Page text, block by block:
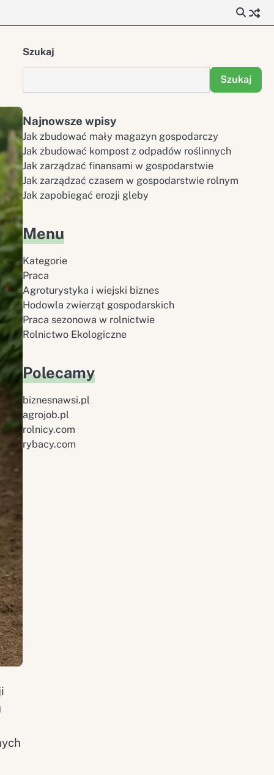
Szukaj
Szukaj
Najnowsze wpisy
Jak zbudować mały magazyn gospodarczy
Jak zbudować kompost z odpadów roślinnych
Jak zarządzać finansami w gospodarstwie
Jak zarządzać czasem w gospodarstwie rolnym
Jak zapobiegać erozji gleby
Menu
Kategorie
Praca
Agroturystyka i wiejski biznes
Hodowla zwierząt gospodarskich
Praca sezonowa w rolnictwie
Rolnictwo Ekologiczne
Polecamy
biznesnawsi.pl
agrojob.pl
rolnicy.com
rybacy.com